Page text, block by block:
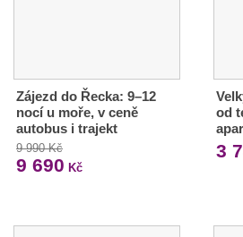
Zájezd do Řecka: 9–12
nocí u moře, v ceně
autobus i trajekt
9 990 Kč
9 690 Kč
od
3